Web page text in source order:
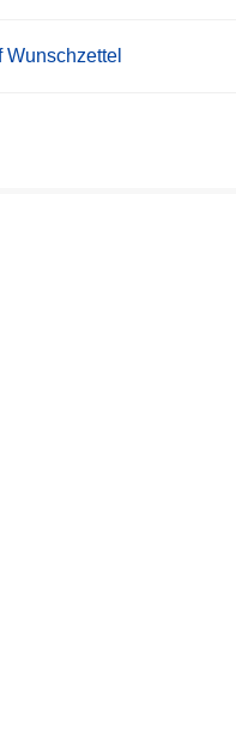
Wunschzettel